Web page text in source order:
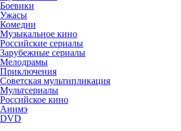
Боевики
Ужасы
Комедии
Музыкальное кино
Российские сериалы
Зарубежные сериалы
Мелодрамы
Приключения
Советская мультипликация
Мультсериалы
Российское кино
Анимэ
DVD